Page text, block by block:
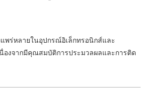
ร่หลายในอุปกรณ์อิเล็กทรอนิกส์และ
องจากมีคุณสมบัติการประมวลผลและการติด